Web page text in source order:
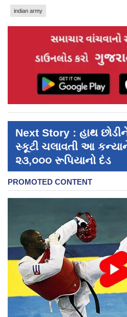
indian army
Next Story : હાથ
સ્કૂટી ચલાવતી આ
૨૩,૦૦૦ રૂપિયાનો દંડ